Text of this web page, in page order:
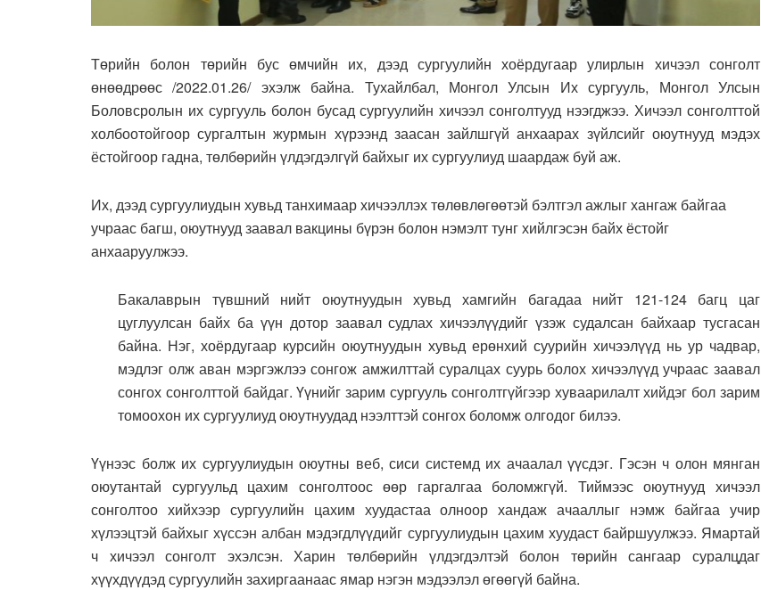
Төрийн болон төрийн бус өмчийн их, дээд сургуулийн хоёрдугаар улирлын хичээл сонголт
өнөөдрөөс /2022.01.26/ эхэлж байна. Тухайлбал, Монгол Улсын Их сургууль, Монгол Улсын
Боловсролын их сургууль болон бусад сургуулийн хичээл сонголтууд нээгджээ. Хичээл сонголттой
холбоотойгоор сургалтын журмын хүрээнд заасан зайлшгүй анхаарах зүйлсийг оюутнууд мэдэх
ёстойгоор гадна, төлбөрийн үлдэгдэлгүй байхыг их сургуулиуд шаардаж буй аж.
Их, дээд сургуулиудын хувьд танхимаар хичээллэх төлөвлөгөөтэй бэлтгэл ажлыг хангаж байгаа
учраас багш, оюутнууд заавал вакцины бүрэн болон нэмэлт тунг хийлгэсэн байх ёстойг
анхааруулжээ.
Бакалаврын түвшний нийт оюутнуудын хувьд хамгийн багадаа нийт 121-124 багц цаг
цуглуулсан байх ба үүн дотор заавал судлах хичээлүүдийг үзэж судалсан байхаар тусгасан
байна. Нэг, хоёрдугаар курсийн оюутнуудын хувьд ерөнхий суурийн хичээлүүд нь ур чадвар,
мэдлэг олж аван мэргэжлээ сонгож амжилттай суралцах суурь болох хичээлүүд учраас заавал
сонгох сонголттой байдаг. Үүнийг зарим сургууль сонголтгүйгээр хуваарилалт хийдэг бол зарим
томоохон их сургуулиуд оюутнуудад нээлттэй сонгох боломж олгодог билээ.
Үүнээс болж их сургуулиудын оюутны веб, сиси системд их ачаалал үүсдэг. Гэсэн ч олон мянган
оюутантай сургуульд цахим сонголтоос өөр гаргалгаа боломжгүй. Тиймээс оюутнууд хичээл
сонголтоо хийхээр сургуулийн цахим хуудастаа олноор хандаж ачааллыг нэмж байгаа учир
хүлээцтэй байхыг хүссэн албан мэдэгдлүүдийг сургуулиудын цахим хуудаст байршуулжээ. Ямартай
ч хичээл сонголт эхэлсэн. Харин төлбөрийн үлдэгдэлтэй болон төрийн сангаар суралцдаг
хүүхдүүдэд сургуулийн захиргаанаас ямар нэгэн мэдээлэл өгөөгүй байна.